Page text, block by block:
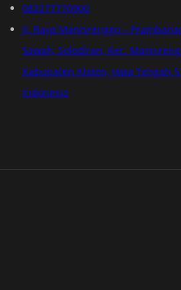
082277770900
Jl. Raya Manisrenggo –
Sawah, Solodiran, Kec.
Kabupaten Klaten, Jawa Tengah
Indonesia